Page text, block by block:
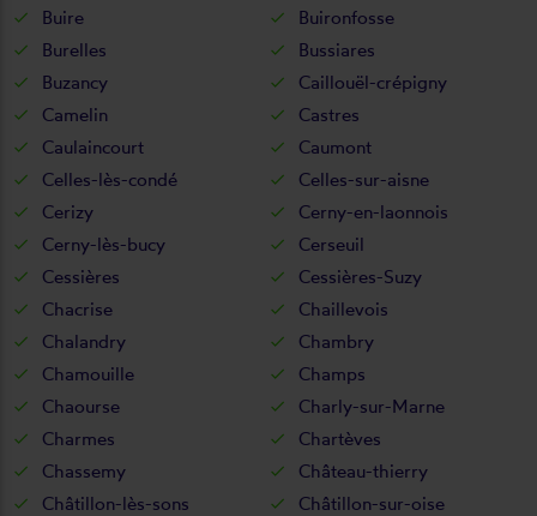
Buire
Buironfosse
Burelles
Bussiares
Buzancy
Caillouël-crépigny
Camelin
Castres
Caulaincourt
Caumont
Celles-lès-condé
Celles-sur-aisne
Cerizy
Cerny-en-laonnois
Cerny-lès-bucy
Cerseuil
Cessières
Cessières-Suzy
Chacrise
Chaillevois
Chalandry
Chambry
Chamouille
Champs
Chaourse
Charly-sur-Marne
Charmes
Chartèves
Chassemy
Château-thierry
Châtillon-lès-sons
Châtillon-sur-oise